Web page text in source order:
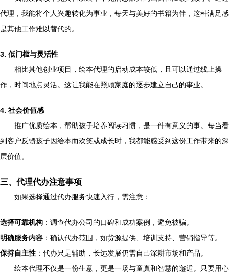
代理，我能将个人兴趣转化为事业，每天与美好的书籍为伴，这种满足感
是其他工作难以替代的。
3. 低门槛与灵活性
相比其他创业项目，绘本代理的启动成本较低，且可以通过线上操
作，时间地点灵活。这让我能在照顾家庭的逐步建立自己的事业。
4. 社会价值感
推广优质绘本，帮助孩子培养阅读习惯，是一件有意义的事。每当看
到客户反馈孩子因绘本而欢笑或成长时，我都能感受到这份工作带来的深
层价值。
三、代理代办注意事项
如果选择通过代办服务快速入行，需注意：
选择可靠机构 ：调查代办公司的口碑和成功案例，避免被骗。
明确服务内容 ：确认代办范围，如货源提供、培训支持、营销指导等。
保持自主性 ：代办只是辅助，长远发展仍需自己深耕市场和产品。
绘本代理不仅是一份生意，更是一场与童真和智慧的邂逅。只要用心